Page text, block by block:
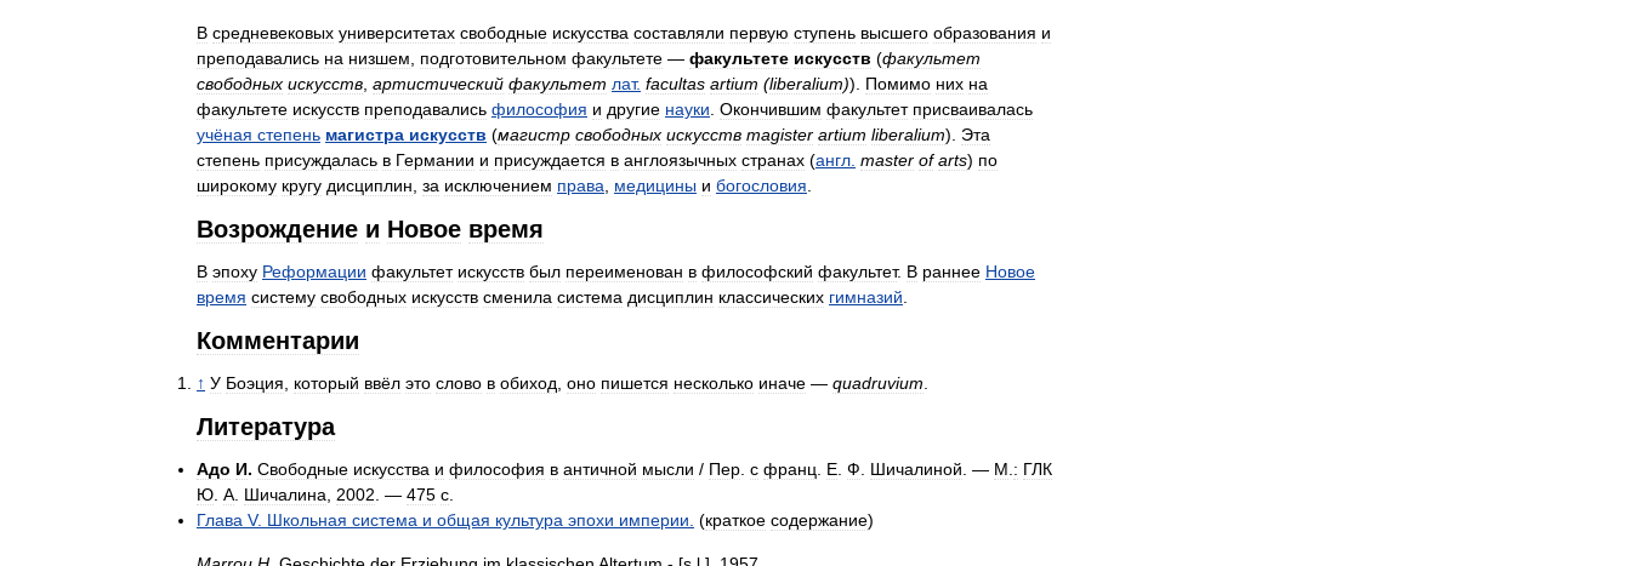
В средневековых университетах свободные искусства составляли первую ступень высшего образования и
преподавались на низшем подготовительном факультете — факультете искусств (факультет
свободных искусств артистический факультет лат. facultas artium (liberalium)). Помимо них на
факультете искусств преподавались философия и другие науки Окончившим факультет присваивалась
учёная степень магистра искусств (магистр свободных искусств magister artium liberalium). Эта
степень присуждалась в Германии и присуждается в англоязычных странах (англ master of arts) по
широкому кругу дисциплин за исключением права медицины и богословия
Возрождение и Новое время
В эпоху Реформации факультет искусств был переименован в философский факультет. В раннее Новое
время систему свободных искусств сменила система дисциплин классических гимназий
Комментарии
↑ У Боэция который ввёл это слово в обиход оно пишется несколько иначе — quadruvium
Литература
Адо И. Свободные искусства и философия в античной мысли / Пер с франц Е Ф Шичалиной . — М : ГЛК
Ю А Шичалина 2002 . — 475 с
Глава V. Школьная система и общая культура эпохи империи (краткое содержание)